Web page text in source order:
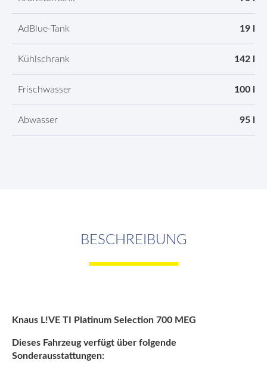
AdBlue-Tank 19 l
Kühlschrank 142 l
Frischwasser 100 l
Abwasser 95 l
BESCHREIBUNG
Knaus L!VE TI Platinum Selection 700 MEG
Dieses Fahrzeug verfügt über folgende
Sonderausstattungen: